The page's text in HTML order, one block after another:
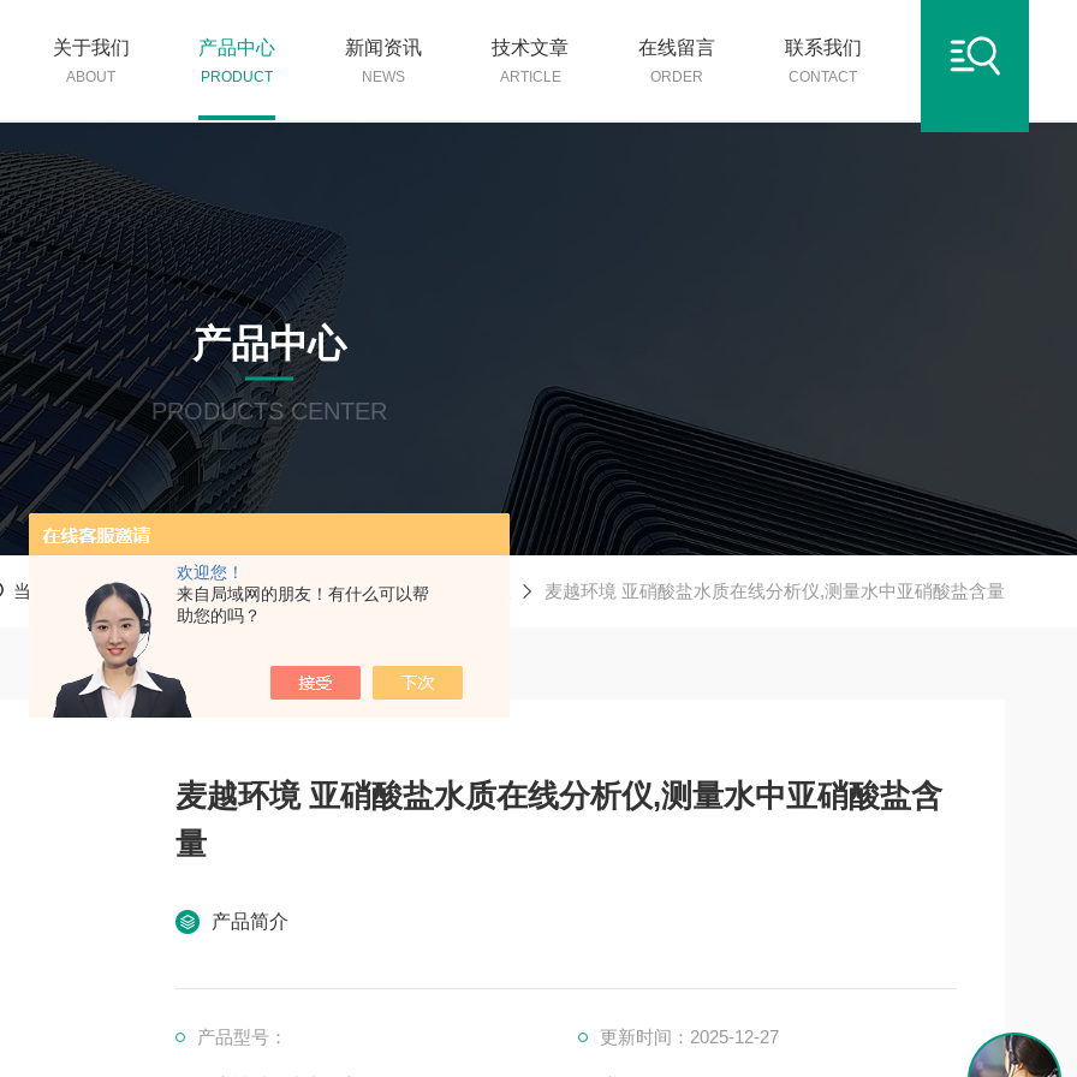
欢迎您！
来自局域网的朋友！有什么可以帮
助您的吗？
关于我们
ABOUT
产品中心
PRODUCT
新闻资讯
NEWS
技术文章
ARTICLE
在线留言
ORDER
联系我们
CONTACT
产品中心
PRODUCTS CENTER
当前位置：首页 产品中心 氯碱生产过程水质监测仪 麦越环境 亚硝酸盐水质在线分析仪,测量水中亚硝酸盐含量
麦越环境 亚硝酸盐水质在线分析仪,测量水中亚硝酸盐含
量
产品简介
产品型号： 更新时间：2025-12-27